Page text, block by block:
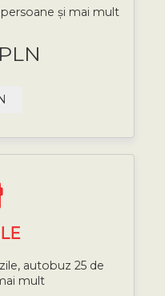
și mai mult
autobuz 25 de
mult